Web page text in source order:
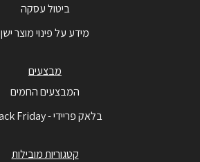
ביטול עסקה
מידע על פינוי מוצר ישן
מבצעים
המבצעים החמים
בלאק פריידי - Black Friday
קטגוריות מובילות